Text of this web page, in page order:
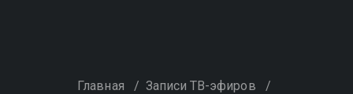
Главная / Записи ТВ-эфиров /